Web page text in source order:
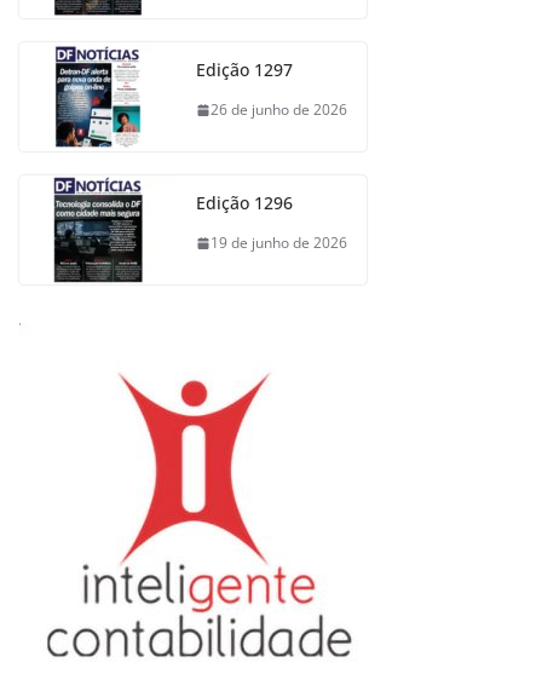
Edição 1297
26 de junho de 2026
Edição 1296
19 de junho de 2026